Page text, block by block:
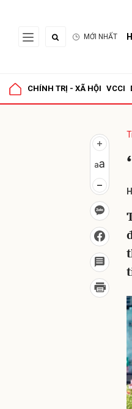
MỚI NHẤT
CHÍNH TRỊ - XÃ HỘI VCCI